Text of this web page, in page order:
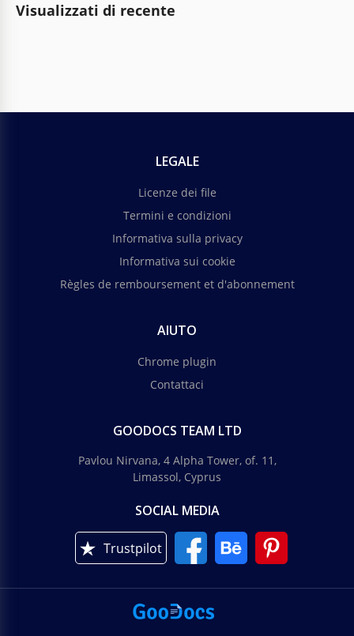
Visualizzati di recente
LEGALE
Licenze dei file
Termini e condizioni
Informativa sulla privacy
Informativa sui cookie
Règles de remboursement et d'abonnement
AIUTO
Chrome plugin
Contattaci
GOODOCS TEAM LTD
Pavlou Nirvana, 4 Alpha Tower, of. 11,
Limassol, Cyprus
SOCIAL MEDIA
Trustpilot